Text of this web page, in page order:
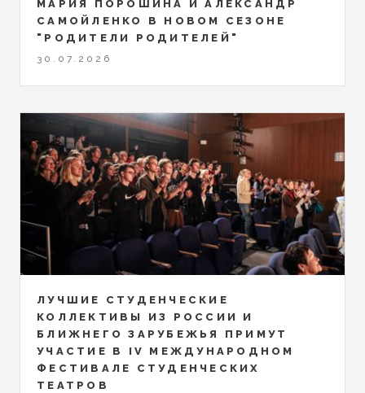
МАРИЯ ПОРОШИНА И АЛЕКСАНДР
САМОЙЛЕНКО В НОВОМ СЕЗОНЕ
"РОДИТЕЛИ РОДИТЕЛЕЙ"
30.07.2026
ЛУЧШИЕ СТУДЕНЧЕСКИЕ
КОЛЛЕКТИВЫ ИЗ РОССИИ И
БЛИЖНЕГО ЗАРУБЕЖЬЯ ПРИМУТ
УЧАСТИЕ В IV МЕЖДУНАРОДНОМ
ФЕСТИВАЛЕ СТУДЕНЧЕСКИХ
ТЕАТРОВ